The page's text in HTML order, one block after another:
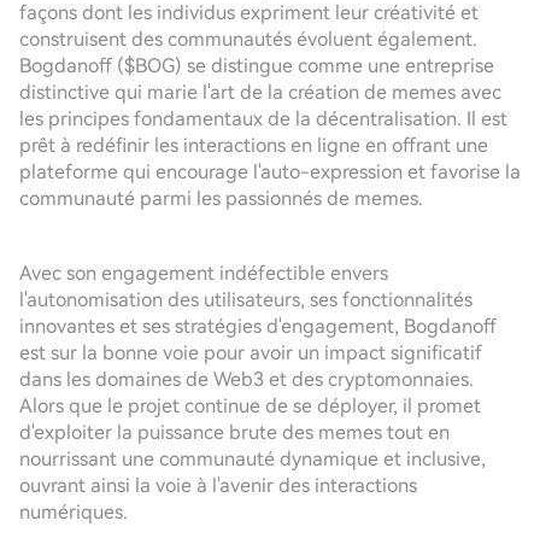
façons dont les individus expriment leur créativité et
construisent des communautés évoluent également.
Bogdanoff ($BOG) se distingue comme une entreprise
distinctive qui marie l'art de la création de memes avec
les principes fondamentaux de la décentralisation. Il est
prêt à redéfinir les interactions en ligne en offrant une
plateforme qui encourage l'auto-expression et favorise la
communauté parmi les passionnés de memes.
Avec son engagement indéfectible envers
l'autonomisation des utilisateurs, ses fonctionnalités
innovantes et ses stratégies d'engagement, Bogdanoff
est sur la bonne voie pour avoir un impact significatif
dans les domaines de Web3 et des cryptomonnaies.
Alors que le projet continue de se déployer, il promet
d'exploiter la puissance brute des memes tout en
nourrissant une communauté dynamique et inclusive,
ouvrant ainsi la voie à l'avenir des interactions
numériques.